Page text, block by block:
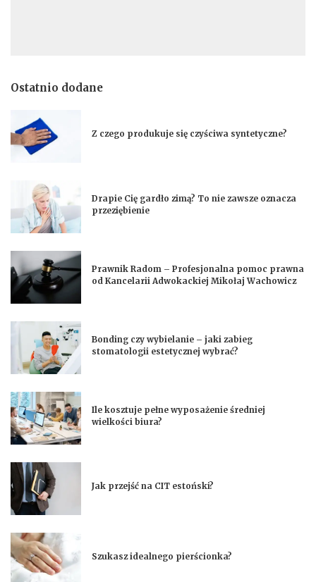
Ostatnio dodane
Z czego produkuje się czyściwa syntetyczne?
Drapie Cię gardło zimą? To nie zawsze oznacza
przeziębienie
Prawnik Radom – Profesjonalna pomoc prawna
od Kancelarii Adwokackiej Mikołaj Wachowicz
Bonding czy wybielanie – jaki zabieg
stomatologii estetycznej wybrać?
Ile kosztuje pełne wyposażenie średniej
wielkości biura?
Jak przejść na CIT estoński?
Szukasz idealnego pierścionka?